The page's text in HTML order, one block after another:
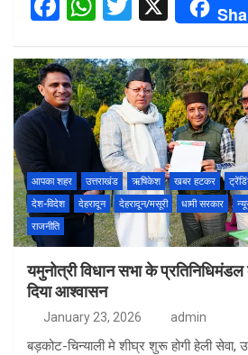
ce
b
o
k
at
s
A
p
p
tt
er
आपका शहर उत्तराखंड ऋषिकेश खबर हटकर
देश-विदेश
देहरादून देहरादून/मसूरी धामी सरकार
राजनीति
यमुनोत्री विधान सभा के
दिया आश्वासन
January 23, 2026 admin
बड़कोट-चिन्याली मे शीघ्र शुरू होगी हेली सेवा,